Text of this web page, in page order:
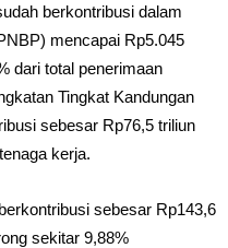
berkontribusi dalam
mencapai Rp5.045
dari total penerimaan
Tingkat Kandungan
sebesar Rp76,5 triliun
kerja.
sebesar Rp143,6
sekitar 9,88%